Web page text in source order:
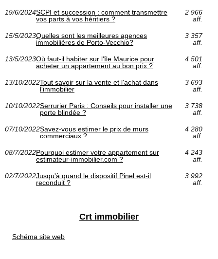
19/6/2024SCPI et succession : comment transmettre
vos parts à vos héritiers ?
2 966
aff.
15/5/2023Quelles sont les meilleures agences
immobilières de Porto-Vecchio?
3 357
aff.
13/5/2023Où faut-il habiter sur l'île Maurice pour
acheter un appartement au bon prix ?
4 501
aff.
13/10/2022Tout savoir sur la vente et l'achat dans
l'immobilier
3 693
aff.
10/10/2022Serrurier Paris : Conseils pour installer une
porte blindée ?
3 738
aff.
07/10/2022Savez-vous estimer le prix de murs
commerciaux ?
4 280
aff.
08/7/2022Pourquoi estimer votre appartement sur
estimateur-immobilier.com ?
4 243
aff.
02/7/2022Jusqu'à quand le dispositif Pinel est-il
reconduit ?
3 992
aff.
Crt immobilier
Schéma site web